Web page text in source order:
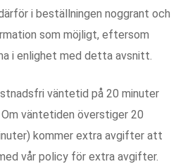
i beställningen noggrant och
som möjligt, eftersom
i enlighet med detta avsnitt.
väntetid på 20 minuter
väntetiden överstiger 20
kommer extra avgifter att
vår policy för extra avgifter.